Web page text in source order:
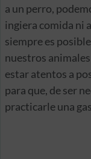
a un perro,
ingiera comida ni
siempre es
nuestros
estar atentos a
para que, de ser
practicarle una